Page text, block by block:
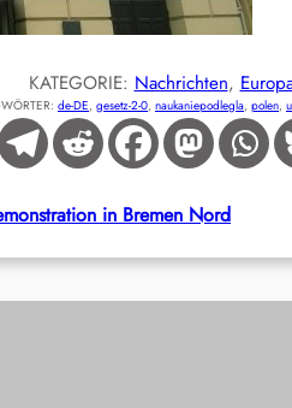
KATEGORIE: Nachrichten,
de-DE, gesetz-2-0, naukaniepodlegla, polen,
in Bremen Nord